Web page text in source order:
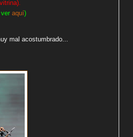
aquí)
mal acostumbrado...